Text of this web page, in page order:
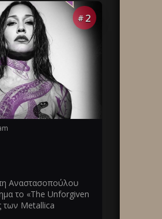
# 2
Αναστασοπούλου
το «The Unforgiven
των Metallica